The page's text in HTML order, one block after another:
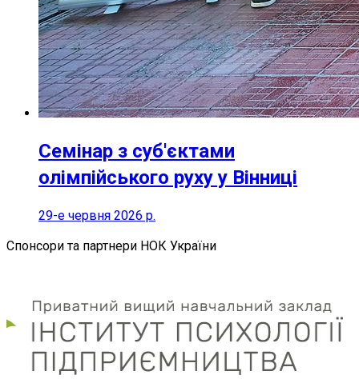
Семінар з суб'єктами
олімпійського руху у Вінниці
29-е червня 2026 р.
Спонсори та партнери НОК України